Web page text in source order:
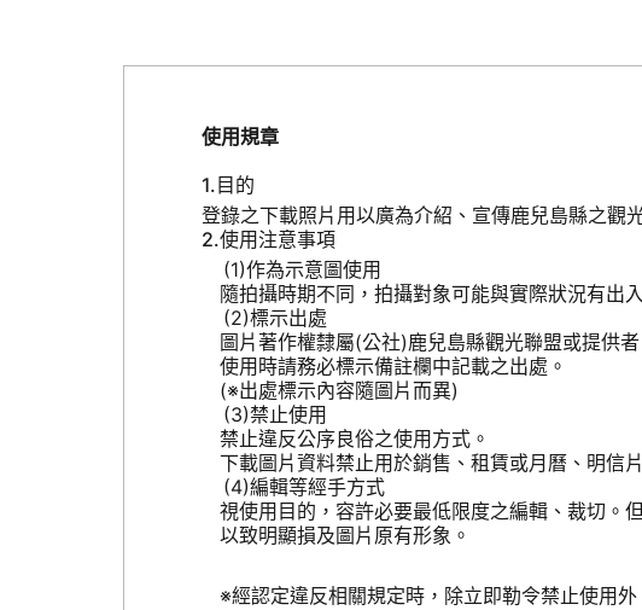
使用規章
目的
登錄之下載照片用以廣為介紹、宣傳鹿兒島縣之觀
使用注意事項
作為示意圖使用
隨拍攝時期不同，拍攝對象可能與實際狀況有出
標示出處
圖片著作權隸屬(公社)鹿兒島縣觀光聯盟或提供者
使用時請務必標示備註欄中記載之出處。
(※出處標示內容隨圖片而異)
禁止使用
禁止違反公序良俗之使用方式。
下載圖片資料禁止用於銷售、租賃或月曆、明信
編輯等經手方式
視使用目的，容許必要最低限度之編輯、裁切。
以致明顯損及圖片原有形象。
※經認定違反相關規定時，除立即勒令禁止使用